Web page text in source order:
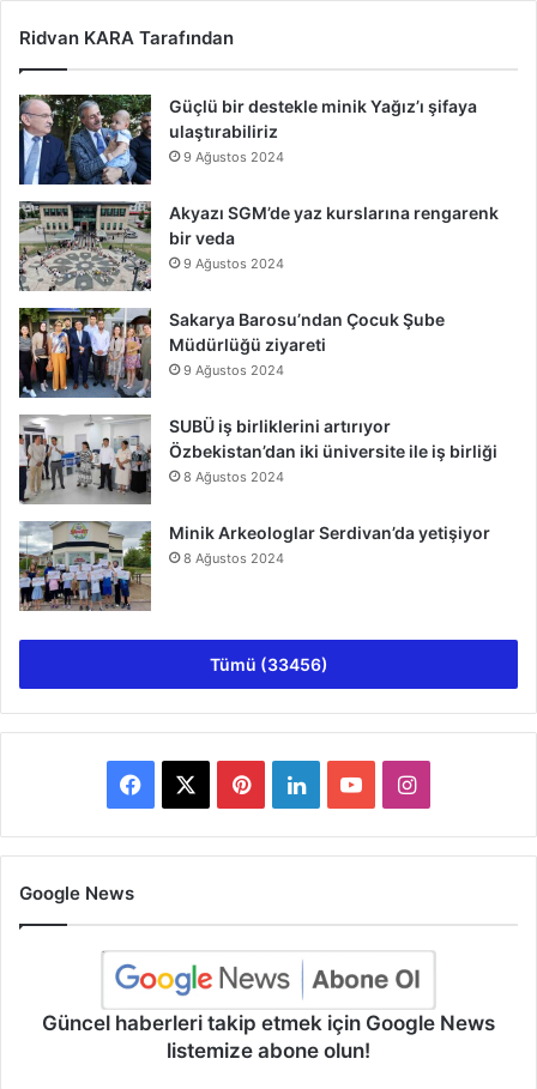
Ridvan KARA Tarafından
Güçlü bir destekle minik Yağız’ı şifaya
ulaştırabiliriz
9 Ağustos 2024
Akyazı SGM’de yaz kurslarına rengarenk
bir veda
9 Ağustos 2024
Sakarya Barosu’ndan Çocuk Şube
Müdürlüğü ziyareti
9 Ağustos 2024
SUBÜ iş birliklerini artırıyor
Özbekistan’dan iki üniversite ile iş birliği
8 Ağustos 2024
Minik Arkeologlar Serdivan’da yetişiyor
8 Ağustos 2024
Tümü (33456)
Facebook PinterestLinkedInYouTubeInstagram
Google News
Güncel haberleri takip etmek için Google News
listemize abone olun!